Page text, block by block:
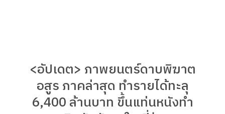
<อัปเดต> ภาพยนตร์ดาบพิฆาต
อสูร ภาคล่าสุด ทำรายได้ทะลุ
6,400 ล้านบาท ขึ้นแท่นหนังทำ